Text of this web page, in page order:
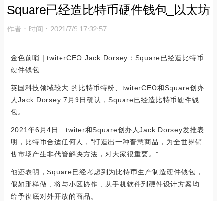
Square已经造比特币硬件钱包_以太坊
作者： 时间：2021/7/9 17:32:57
金色前哨 | twiterCEO Jack Dorsey：Square已经造比特币
硬件钱包
英国科技领域较大 的比特币特粉、twiterCEO和Square创办
人Jack Dorsey 7月9日确认，Square已经造比特币硬件钱
包。
2021年6月4日，twiter和Square创办人Jack Dorsey发推表
明，比特币合适任何人，“打造出一种普慧商品，为全世界销
售市场产生非代管解决方法，对大家很重要。”
他还表明，Square已经考虑到为比特币生产制造硬件钱包，
假如那样做，将与小区协作，从手机软件到硬件设计方案均
给予彻底对外开放的商品。